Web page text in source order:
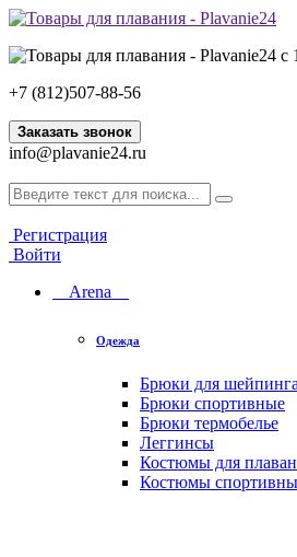
с
+7 (812)507-88-56
Заказать звонок
info@plavanie24.ru
Регистрация
Войти
Arena
Одежда
Брюки для шейпинга
Брюки спортивные
Брюки термобелье
Леггинсы
Костюмы для
Костюмы